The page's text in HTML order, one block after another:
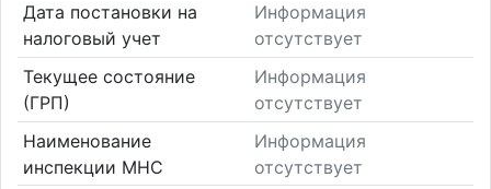
Дата постановки на
налоговый учет
Информация
отсутствует
Текущее состояние
(ГРП)
Информация
отсутствует
Наименование
инспекции МНС
Информация
отсутствует